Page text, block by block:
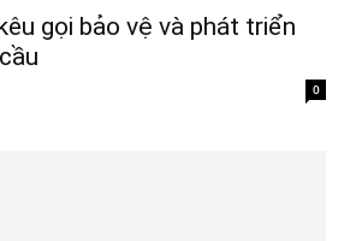
gọi bảo vệ và phát triển
0